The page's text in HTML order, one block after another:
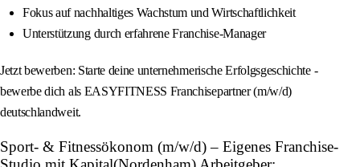
Fokus auf nachhaltiges Wachstum und Wirtschaftlichkeit
Unterstützung durch erfahrene Franchise-Manager
Jetzt bewerben: Starte deine unternehmerische Erfolgsgeschichte -
bewerbe dich als EASYFITNESS Franchisepartner (m/w/d)
deutschlandweit.
Sport- & Fitnessökonom (m/w/d) – Eigenes Franchise-